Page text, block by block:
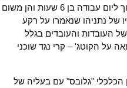
השינוי ללא ירידה במספר שעות העבודה – הן כיוון שיום שישי יהפוך ליום עבודה בן 6 שעות והן משום
של נתניהו שנאמרו על רקע
העובדות והעובדים בגלל
על הקוטג' – קרי נגד שוכני
הכלכלי "גלובס" עם בעליה של